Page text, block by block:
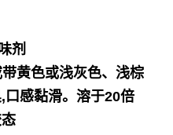
剂
带黄色或浅灰色、浅棕
感黏滑。溶于20倍